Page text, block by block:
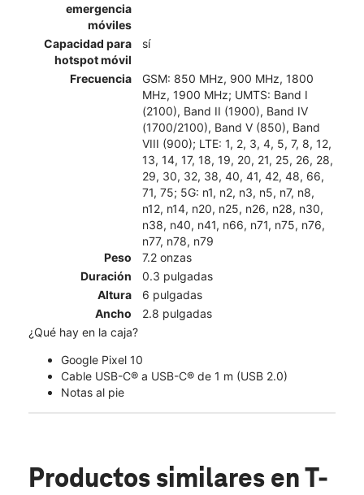
emergencia
móviles
Capacidad para
hotspot móvil
sí
Frecuencia
GSM: 850 MHz, 900 MHz, 1800
MHz, 1900 MHz; UMTS: Band I
(2100), Band II (1900), Band IV
(1700/2100), Band V (850), Band
VIII (900); LTE: 1, 2, 3, 4, 5, 7, 8, 12,
13, 14, 17, 18, 19, 20, 21, 25, 26, 28,
29, 30, 32, 38, 40, 41, 42, 48, 66,
71, 75; 5G: n1, n2, n3, n5, n7, n8,
n12, n14, n20, n25, n26, n28, n30,
n38, n40, n41, n66, n71, n75, n76,
n77, n78, n79
Peso
7.2 onzas
Duración
0.3 pulgadas
Altura
6 pulgadas
Ancho
2.8 pulgadas
¿Qué hay en la caja?
Google Pixel 10
Cable USB-C® a USB-C® de 1 m (USB 2.0)
Notas al pie
Productos similares en T-